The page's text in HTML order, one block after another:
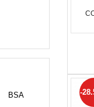
BSA -